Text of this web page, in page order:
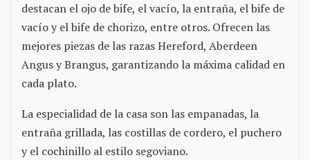
destacan el ojo de bife, el vacío, la entraña, el bife de
vacío y el bife de chorizo, entre otros. Ofrecen las
mejores piezas de las razas Hereford, Aberdeen
Angus y Brangus, garantizando la máxima calidad en
cada plato.
La especialidad de la casa son las empanadas, la
entraña grillada, las costillas de cordero, el puchero
y el cochinillo al estilo segoviano.